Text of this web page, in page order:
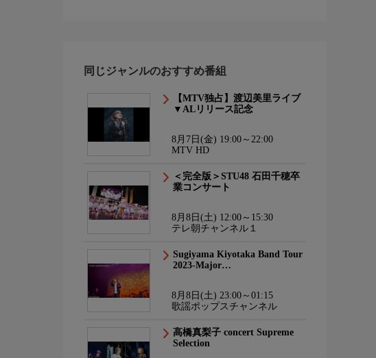
同じジャンルのおすすめ番組
【MTV独占】渡辺美里ライブ
▼ALリリース記念
8月7日(金) 19:00～22:00
MTV HD
＜完全版＞STU48 石田千穂卒
業コンサート
8月8日(土) 12:00～15:30
テレ朝チャンネル１
Sugiyama Kiyotaka Band Tour
2023-Major…
8月8日(土) 23:00～01:15
歌謡ポップスチャンネル
高橋真梨子 concert Supreme
Selection